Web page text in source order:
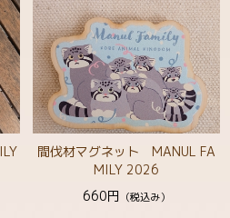
間伐材マグネット MANUL FA
MILY 2026
660円 （税込み）